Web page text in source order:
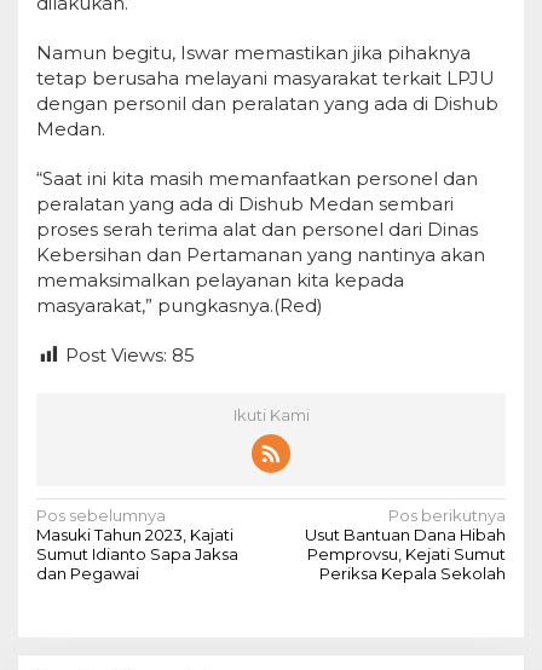
Namun begitu, Iswar memastikan jika pihaknya
tetap berusaha melayani masyarakat terkait LPJU
dengan personil dan peralatan yang ada di Dishub
Medan.
“Saat ini kita masih memanfaatkan personel dan
peralatan yang ada di Dishub Medan sembari
proses serah terima alat dan personel dari Dinas
Kebersihan dan Pertamanan yang nantinya akan
memaksimalkan pelayanan kita kepada
masyarakat,” pungkasnya.(Red)
Post Views: 85
Ikuti Kami
N
a
v
Pos sebelumnya
Masuki Tahun 2023, Kajati
Sumut Idianto Sapa Jaksa
dan Pegawai
Pos berikutnya
Usut Bantuan Dana Hibah
Pemprovsu, Kejati Sumut
Periksa Kepala Sekolah